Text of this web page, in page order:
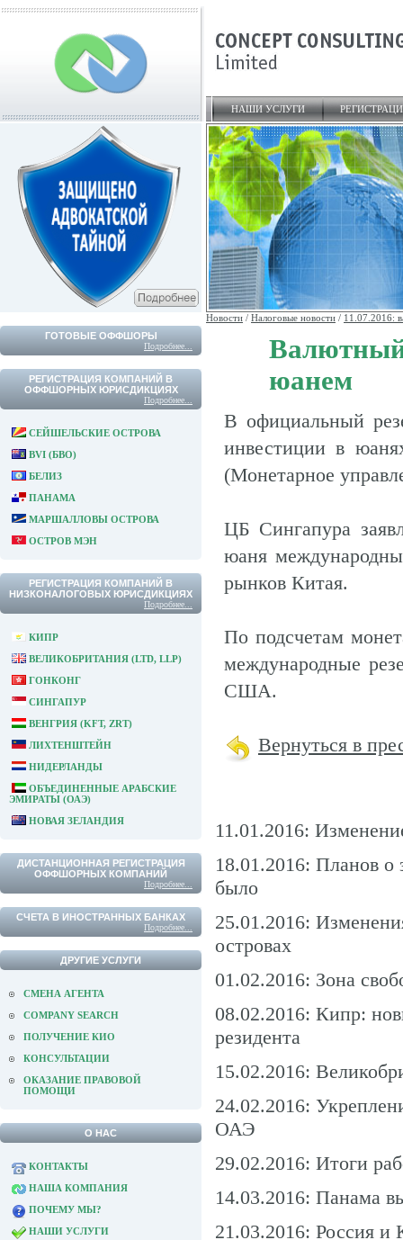
НАШИ УСЛУГИ
ГОТОВЫЕ ОФФШОРЫ
Подробнее...
РЕГИСТРАЦИЯ КОМПАНИЙ В
ОФФШОРНЫХ ЮРИСДИКЦИЯХ
Подробнее...
СЕЙШЕЛЬСКИЕ ОСТРОВА
BVI (БВО)
БЕЛИЗ
ПАНАМА
МАРШАЛЛОВЫ ОСТРОВА
ОСТРОВ МЭН
РЕГИСТРАЦИЯ КОМПАНИЙ В
НИЗКОНАЛОГОВЫХ ЮРИСДИКЦИЯХ
Подробнее...
КИПР
ВЕЛИКОБРИТАНИЯ (LTD, LLP)
ГОНКОНГ
СИНГАПУР
ВЕНГРИЯ (KFT, ZRT)
ЛИХТЕНШТЕЙН
НИДЕРЛАНДЫ
ОБЪЕДИНЕННЫЕ АРАБСКИЕ
ЭМИРАТЫ (ОАЭ)
НОВАЯ ЗЕЛАНДИЯ
ДИСТАНЦИОННАЯ РЕГИСТРАЦИЯ
ОФФШОРНЫХ КОМПАНИЙ
Подробнее...
СЧЕТА В ИНОСТРАННЫХ БАНКАХ
Подробнее...
ДРУГИЕ УСЛУГИ
СМЕНА АГЕНТА
COMPANY SEARCH
ПОЛУЧЕНИЕ КИО
КОНСУЛЬТАЦИИ
ОКАЗАНИЕ ПРАВОВОЙ
ПОМОЩИ
О НАС
КОНТАКТЫ
НАША КОМПАНИЯ
ПОЧЕМУ МЫ?
НАШИ УСЛУГИ
Новости / Налоговые новости / 11.07.2016:
юанем
В официальный
инвестиции в
(Монетарное
ЦБ Сингапура
юаня
рынков Китая.
По подсчетам
международные
США.
Вернуться в
11.01.2016:
18.01.2016: Планов о
было
25.01.2016:
островах
01.02.2016: Зона
08.02.2016: Кипр:
резидента
15.02.2016:
24.02.2016:
ОАЭ
29.02.2016: Итоги
14.03.2016: Панама
21.03.2016: Россия и